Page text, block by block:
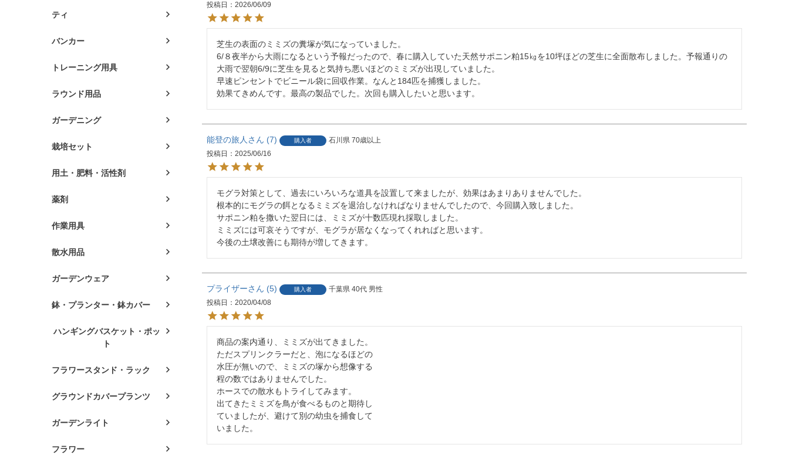
ティ
バンカー
トレーニング用具
ラウンド用品
ガーデニング
栽培セット
用土・肥料・活性剤
薬剤
作業用具
散水用品
ガーデンウェア
鉢・プランター・鉢カバー
ハンギングバスケット・ポッ
ト
フラワースタンド・ラック
グラウンドカバープランツ
ガーデンライト
フラワー
投稿日
2026/06/09
芝生の表面のミミズの糞塚が気になっていました。
6/８夜半から大雨になるという予報だったので、春に購入していた天然サポニン粕15㎏を10坪ほどの芝生に全面散布しました。予報通りの
大雨で翌朝6/9に芝生を見ると気持ち悪いほどのミミズが出現していました。
早速ピンセントでビニール袋に回収作業。なんと184匹を捕獲しました。
効果てきめんです。最高の製品でした。次回も購入したいと思います。
能登の旅人 7 購入者 石川県 70歳以上
投稿日
2025/06/16
モグラ対策として、過去にいろいろな道具を設置して来ましたが、効果はあまりありませんでした。
根本的にモグラの餌となるミミズを退治しなければなりませんでしたので、今回購入致しました。
サポニン粕を撒いた翌日には、ミミズが十数匹現れ採取しました。
ミミズには可哀そうですが、モグラが居なくなってくれればと思います。
プライザー 5 購入者 千葉県 40代 男性
投稿日
2020/04/08
商品の案内通り、ミミズが出てきました。
ただスプリンクラーだと、泡になるほどの
水圧が無いので、ミミズの塚から想像する
程の数ではありませんでした。
ホースでの散水もトライしてみます。
出てきたミミズを鳥が食べるものと期待し
ていましたが、避けて別の幼虫を捕食して
いました。